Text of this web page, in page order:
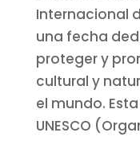
Internacional
una fecha
proteger y
cultural y
el mundo.
UNESCO